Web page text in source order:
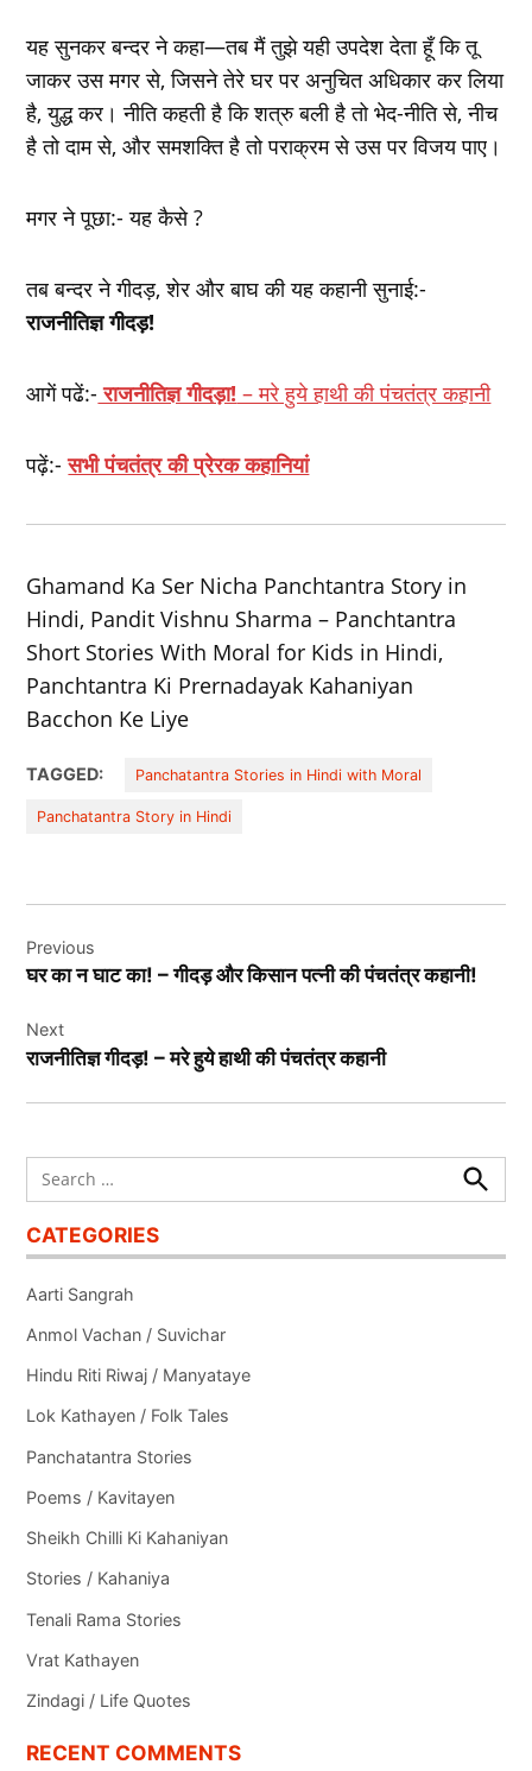
यह सुनकर बन्दर ने कहा—तब मैं तुझे यही उपदेश देता हूँ कि तू
जाकर उस मगर से, जिसने तेरे घर पर अनुचित अधिकार कर लिया
है, युद्ध कर। नीति कहती है कि शत्रु बली है तो भेद-नीति से, नीच
है तो दाम से, और समशक्ति है तो पराक्रम से उस पर विजय पाए।
मगर ने पूछा:- यह कैसे ?
तब बन्दर ने गीदड़, शेर और बाघ की यह कहानी सुनाई:-
राजनीतिज्ञ गीदड़!
आगें पढें:- राजनीतिज्ञ गीदड़ा! – मरे हुये हाथी की पंचतंत्र कहानी
पढ़ें:-सभी पंचतंत्र की प्रेरक कहानियां
Ghamand Ka Ser Nicha Panchtantra Story in
Hindi, Pandit Vishnu Sharma – Panchtantra
Short Stories With Moral for Kids in Hindi,
Panchtantra Ki Prernadayak Kahaniyan
Bacchon Ke Liye
TAGGED: Panchatantra Stories in Hindi with Moral
Panchatantra Story in Hindi
navigation
Previous
घर का न घाट का! – गीदड़ और किसान पत्नी की पंचतंत्र कहानी!
Next
राजनीतिज्ञ गीदड़! – मरे हुये हाथी की पंचतंत्र कहानी
Search
for:
Search
CATEGORIES
Aarti Sangrah
Anmol Vachan / Suvichar
Hindu Riti Riwaj / Manyataye
Lok Kathayen / Folk Tales
Panchatantra Stories
Poems / Kavitayen
Sheikh Chilli Ki Kahaniyan
Stories / Kahaniya
Tenali Rama Stories
Vrat Kathayen
Zindagi / Life Quotes
RECENT COMMENTS